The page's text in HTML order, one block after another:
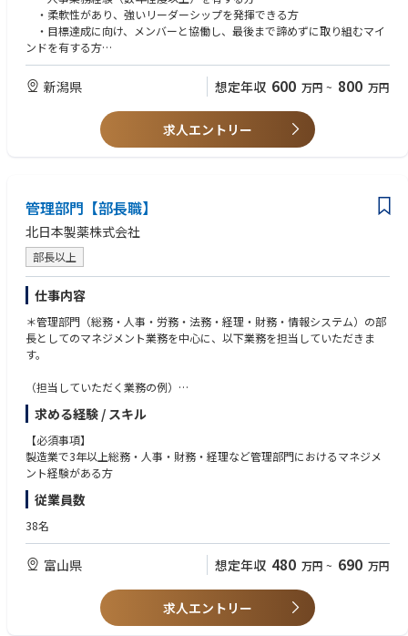
・柔軟性があり、強いリーダーシップを発揮できる方
・目標達成に向け、メンバーと協働し、最後まで諦めずに取り組むマイ
ンドを有する方
・明るく、コミュニケーション能力を有する方
・まずは、人事業務推進の柱となっていただくことを検討しております
【歓迎条件】
・製造業の人事職種経験がある方、大歓迎
・Uターン/Iターン、大歓迎
・地元企業からの転職、大歓迎
新潟県 想定年収 600 万円 ~ 800 万円
求人エントリー
管理部門【部長職】
北日本製薬株式会社
部長以上
仕事内容
＊管理部門（総務・人事・労務・法務・経理・財務・情報システム）の部
長としてのマネジメント業務を中心に、以下業務を担当していただきま
す。
（担当していただく業務の例）
予算管理、人事評価制度の構築、情報セキュリティ体制の構築
社内規程の整備、取締役会・株主総会の運営事務 など
求める経験 / スキル
【必須事項】
製造業で3年以上総務・人事・財務・経理など管理部門におけるマネジメ
ント経験がある方
従業員数
38名
富山県 想定年収 480 万円 ~ 690 万円
求人エントリー